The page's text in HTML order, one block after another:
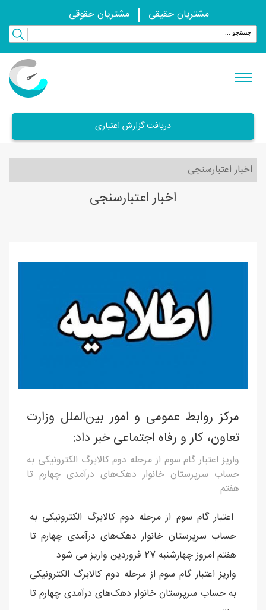
مشتریان حقیقی مشتریان حقوقی
دریافت گزارش اعتباری
اخبار اعتبارسنجی
اخبار اعتبارسنجی
مرکز روابط عمومی و امور بین‌الملل وزارت
تعاون، کار و رفاه اجتماعی خبر داد:
واریز اعتبار گام سوم از مرحله دوم کالابرگ الکترونیکی به
حساب سرپرستان خانوار‌ دهک‌های درآمدی چهارم تا
هفتم
اعتبار گام سوم از مرحله دوم کالابرگ الکترونیکی به
حساب سرپرستان خانوار‌ دهک‌های درآمدی چهارم تا
هفتم امروز چهارشنبه 27 فروردین واریز می شود.
واریز اعتبار گام سوم از مرحله دوم کالابرگ الکترونیکی
به حساب سرپرستان خانوار‌ دهک‌های درآمدی چهارم تا